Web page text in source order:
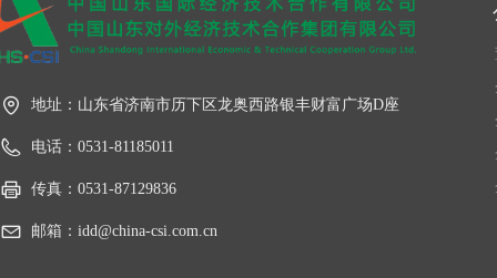
地址： 山东省济南市历下区龙奥西路银丰财富广场D座
电话： 0531-81185011
传真： 0531-87129836
邮箱： idd@china-csi.com.cn